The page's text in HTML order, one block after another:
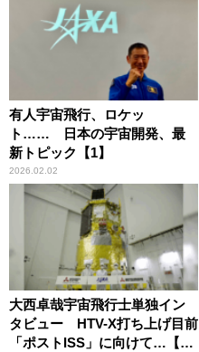
有人宇宙飛行、ロケッ
ト…… 日本の宇宙開発、最
新トピック【1】
2026.02.02
大西卓哉宇宙飛行士単独イン
タビュー HTV-X打ち上げ目前
「ポストISS」に向けて…【後